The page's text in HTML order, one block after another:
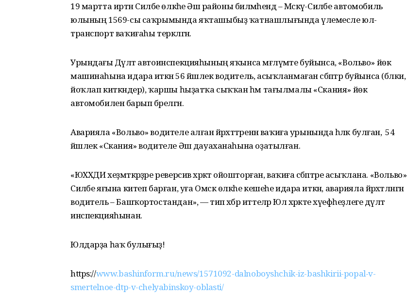
19 мартта иртән Силәбе өлкәһе Әшә районы биләмәһендә – Мәскәү-Силәбе автомобиль
юлының 1569-сы саҡрымында яҡташыбыҙ ҡатнашлығында үлемесле юл-
транспорт ваҡиғаһы теркәлгән.
Урындағы Дәүләт автоинспекцияһының яҡынса мәғлүмәте буйынса, «Вольво» йөк
машинаһына идара иткән 56 йәшлек водитель, асыҡланмаған сәбәптәр буйынса (бәлки,
йоҡлап киткәндер), ҡаршы һыҙатҡа сыҡҡан һәм тағылмалы «Скания» йөк
автомобиленә барып бәрелгән.
Аварияла «Вольво» водителе алған йәрәхәттәренән ваҡиға урынында һәләк булған, ә 54
йәшлек «Скания» водителе Әшә дауаханаһына оҙатылған.
«ЮХХДИ хеҙмәткәрҙәре реверсив хәрәкәт ойошторған, ваҡиға сәбәптәре асыҡлана. «Вольво»
Силәбе яғына китеп барған, уға Омск өлкәһе кешеһе идара иткән, аварияла йәрәхәтләнгән
водитель – Башҡортостандан», — тип хәбәр иттеләр Юл хәрәкәте хәүефһеҙлеге дәүләт
инспекцияһынан.
Юлдарҙа һаҡ булығыҙ!
https://www.bashinform.ru/news/1571092-dalnoboyshchik-iz-bashkirii-popal-v-
smertelnoe-dtp-v-chelyabinskoy-oblasti/